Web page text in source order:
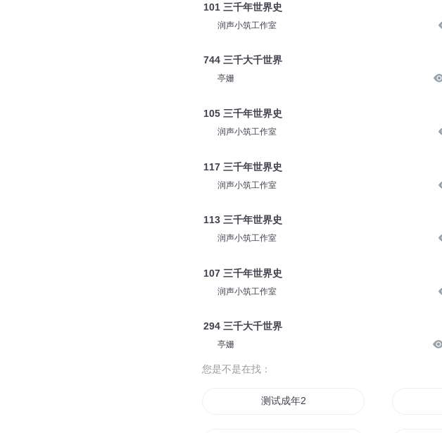
101 三千年世界史
润声小筑工作室
744 三千大千世界
亭姗
105 三千年世界史
润声小筑工作室
117 三千年世界史
润声小筑工作室
113 三千年世界史
润声小筑工作室
107 三千年世界史
润声小筑工作室
294 三千大千世界
亭姗
您是不是在找：
测试成年2